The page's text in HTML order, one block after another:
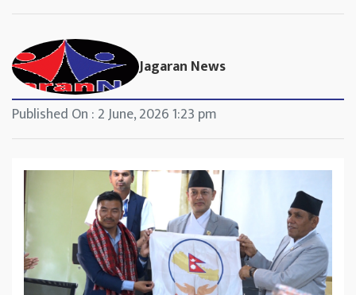
Jagaran News
Published On : 2 June, 2026 1:23 pm